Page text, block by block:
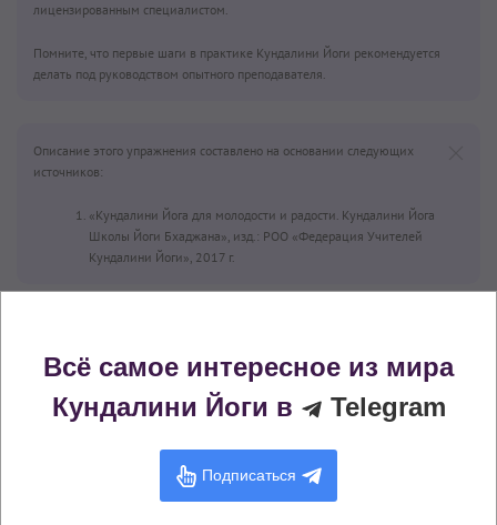
лицензированным специалистом.
Помните, что первые шаги в практике Кундалини Йоги рекомендуется
делать под руководством опытного преподавателя.
Описание этого упражнения составлено на основании следующих
источников:
«Кундалини Йога для молодости и радости. Кундалини Йога
Школы Йоги Бхаджана», изд.: РОО «Федерация Учителей
Кундалини Йоги», 2017 г.
Здесь не опубликовано еще ни
Всё самое интересное из мира
Кундалини Йоги в
Telegram
Подписаться